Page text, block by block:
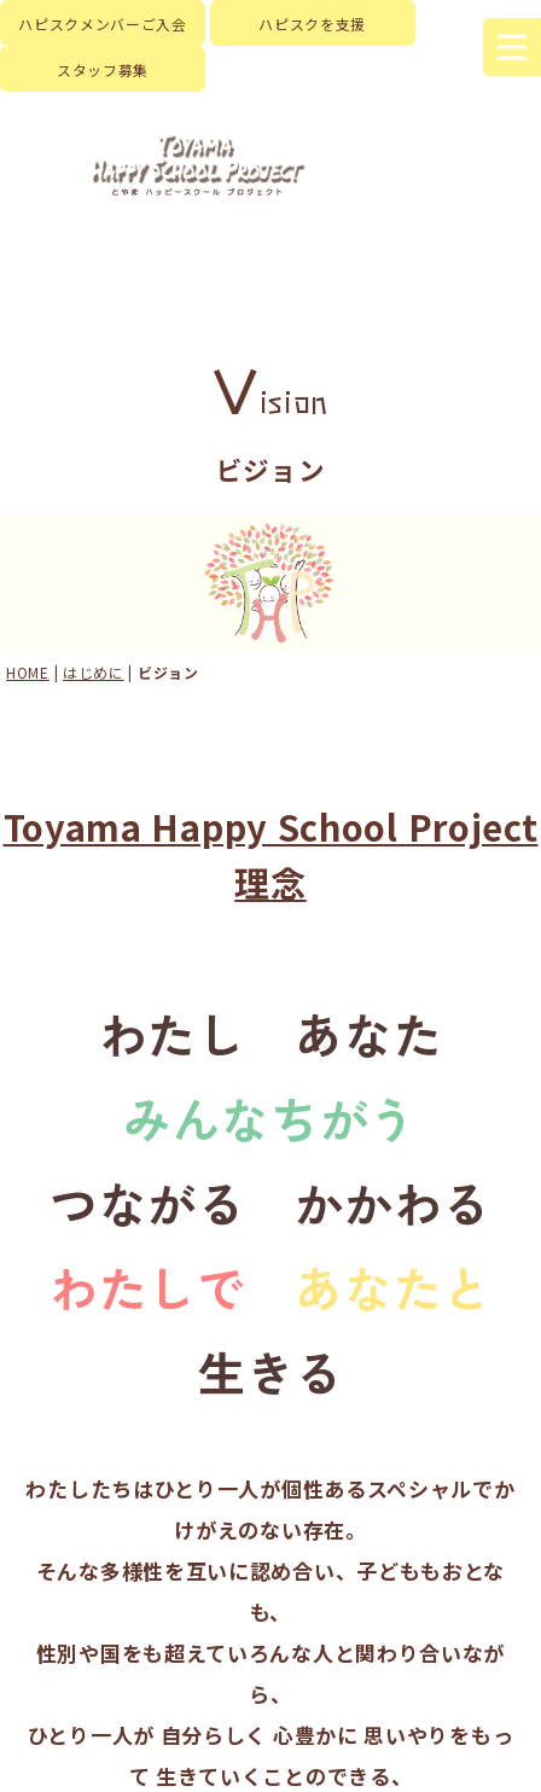
ハピスクメンバーご入会 ハピスクを支援
スタッフ募集
Vision
ビジョン
HOME | はじめに | ビジョン
Toyama Happy School Project
理念
わたし あなた
みんなちがう
つながる かかわる
わたしで
あなたと
生きる
わたしたちはひとり一人が個性あるスペシャルでか
けがえのない存在。
そんな多様性を互いに認め合い、子どももおとな
も、
性別や国をも超えていろんな人と関わり合いなが
ら、
ひとり一人が 自分らしく 心豊かに 思いやりをもっ
て 生きていくことのできる、